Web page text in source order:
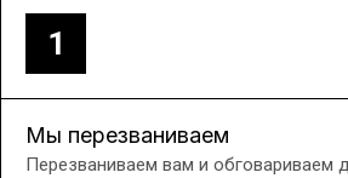
1
Мы перезваниваем
Перезваниваем вам и обговариваем